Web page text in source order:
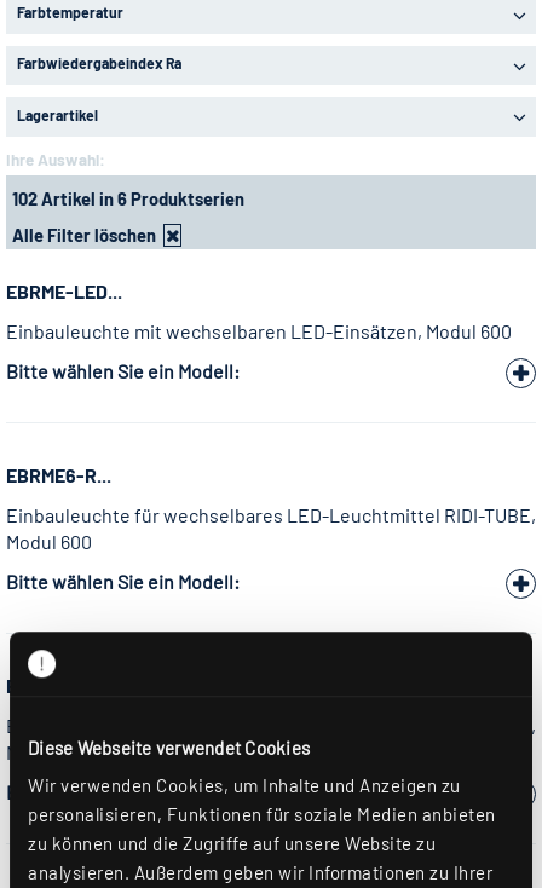
Diese Webseite verwendet Cookies
Wir verwenden Cookies, um Inhalte und Anzeigen zu
personalisieren, Funktionen für soziale Medien anbieten
zu können und die Zugriffe auf unsere Website zu
analysieren. Außerdem geben wir Informationen zu Ihrer
Farbtemperatur
Farbwiedergabeindex Ra
Lagerartikel
Ihre Auswahl:
102 Artikel in 6 Produktserien
Alle Filter löschen
EBRME-LED...
Einbauleuchte mit wechselbaren LED-Einsätzen, Modul 600
Bitte wählen Sie ein Modell:
EBRME6-R...
Einbauleuchte für wechselbares LED-Leuchtmittel RIDI-TUBE,
Modul 600
Bitte wählen Sie ein Modell:
EBRME6-R...-2...(E-DUO)
Einbauleuchte für wechselbares LED-Leuchtmittel RIDI-TUBE,
Modul 600
Bitte wählen Sie ein Modell: